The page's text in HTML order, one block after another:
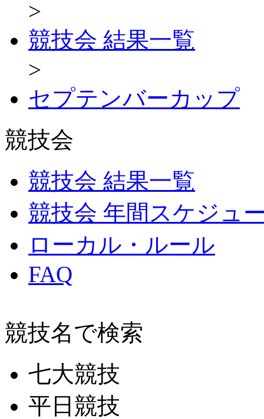
>
競技会 結果一覧
>
セプテンバーカップ
競技会
競技会 結果一覧
競技会 年間スケジュ
ローカル・ルール
FAQ
競技名で検索
七大競技
平日競技